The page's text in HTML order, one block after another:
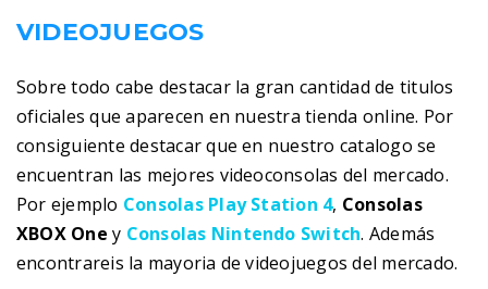
VIDEOJUEGOS
Sobre todo cabe destacar la gran cantidad de titulos
oficiales que aparecen en nuestra tienda online. Por
consiguiente destacar que en nuestro catalogo se
encuentran las mejores videoconsolas del mercado.
Por ejemplo Consolas Play Station 4, Consolas
XBOX One y Consolas Nintendo Switch. Además
encontrareis la mayoria de videojuegos del mercado.